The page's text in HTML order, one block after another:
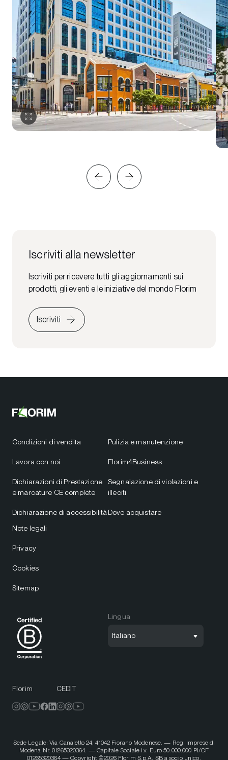
Iscriviti alla newsletter
Iscriviti per ricevere tutti gli aggiornamenti sui
prodotti, gli eventi e le iniziative del mondo Florim
Iscriviti
Condizioni di vendita
Lavora con noi
Dichiarazioni di Prestazione
e marcature CE complete
Dichiarazione di accessibilità
Pulizia e manutenzione
Florim4Business
Segnalazione di violazioni e
illeciti
Dove acquistare
Note legali
Privacy
Cookies
Sitemap
Lingua
Italiano
Florim CEDIT
Sede Legale: Via Canaletto 24, 41042 Fiorano Modenese. — Reg. Imprese di
Modena Nr. 01265320364. — Capitale Sociale i.v. Euro 50.000.000 PI/CF
01265320364 — Copyright ©2026 Florim S.p.A. SB a socio unico.